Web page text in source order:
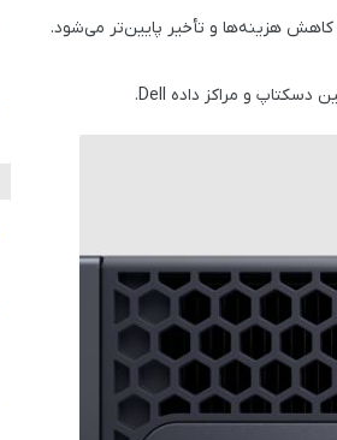
هزینه‌ها و تأخیر پایین‌تر می‌شود.